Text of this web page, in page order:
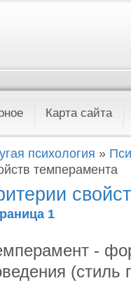
Карта сайта
психология »
темперамента
1
-
(стиль